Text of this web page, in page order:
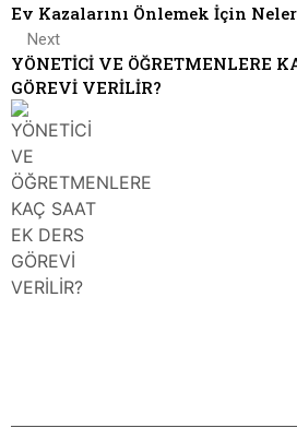
Ev Kazalarını Önlemek İçin
Next
YÖNETİCİ VE ÖĞRETMENLERE
GÖREVİ VERİLİR?